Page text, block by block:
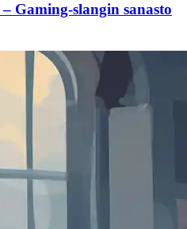
Gaming-slangin sanasto